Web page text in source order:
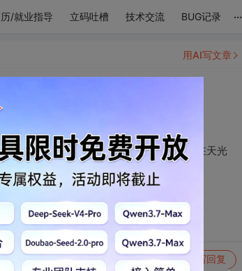
/就业指导 立码吐槽 技术交流 BUG记录 ...
细流淌却清冽异常，从来不染尘埃，但是在天光
，爱他的全部理由。
举报 写回复
用AI写文章